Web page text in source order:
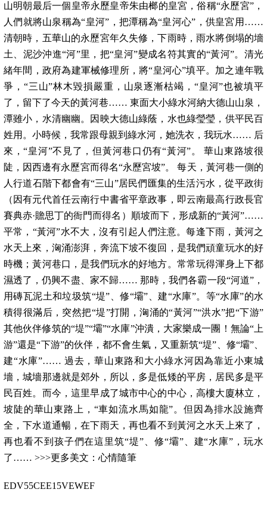
山明朝最后一個皇帝永歷皇帝朱由榔的皇宮，俗稱“永歷宮”，
人們就將山泉稱為“皇河”，把潭稱為“皇河心”，供皇宮用……
清朝時，五華山的永歷宮年久失修，下雨時，雨水將倒塌的墻
土、泥沙沖進“河”里，把“皇河”變成名符其實的“黃河”。清光
緒年間，政府為建軍械修理所，將“皇河心”填平。加之連年戰
爭，“三山”林木毀損嚴重，山泉逐漸枯竭，“皇河”也被填平
了，留下了今天的黃河巷…… 東面大小綠水河納大德山山泉，
潭雖小，水清幽幽。因映大德山綠蔭，水也綠瑩瑩，供平民百
姓用。小時候，我常跟母親到綠水河，她洗衣，我玩水…… 后
來，“皇河”不見了，但黃河巷口仍有“黃河”。 華山東路坡很
陡，因西邊有永歷宮而得名“永歷宮坡”。 每天，黃河巷一側的
人行道石階下都會有“三山”居民們匯集的生活污水，從平政街
（因有元代首任云南行中書省平章政事，即云南最高行政長官
賽典赤·贍思丁的衙門而得名）順坡而下，形成新的“黃河”……
平常，“黃河”水不大，沒有引起人們注意。每逢下雨，黃河之
水天上來，洶涌澎湃，奔流下坡不復回，是我們頑童玩水的好
時機；黃河巷口，是我們玩水的好地方。常常玩得渾身上下都
濕透了，仍興不盡、家不歸…… 那時，我們各霸一段“河道”，
用磚瓦泥土和垃圾筑“堤”、修“壩”、建“水庫”。等“水庫”的水
積得很滿后，突然把“堤”打開，洶涌的“黃河”“洪水”把“下游”
其他伙伴修筑的“堤”“壩”“水庫”沖潰，大家樂成一團！無論“上
游”還是“下游”的伙伴，都不會生氣，又重新筑“堤”、修“壩”、
建“水庫”…… 過去，華山東路和大小綠水河因為靠近小東城
墻，城墻那邊就是郊外，所以，多是低矮的平房，居民多是平
民百姓。而今，這里早成了城市中心的中心，高樓大廈林立，
坡陡的華山東路上，“車如流水馬如龍”。但因為排水設施齊
全，下水道通暢，在下雨天，再也看不到黃河之水天上來了，
再也看不到孩子們在這里筑“堤”、修“壩”、建“水庫”，玩水
了…… >>>更多美文：心情隨筆
EDV55CEE15VEWEF